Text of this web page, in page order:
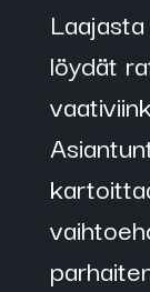
löydät